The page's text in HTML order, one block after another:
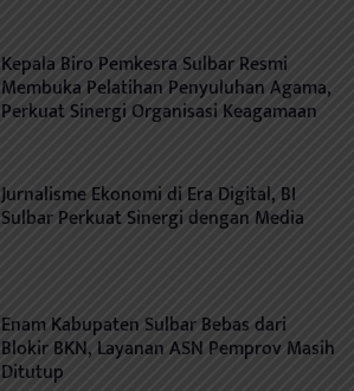
Kepala Biro Pemkesra Sulbar Resmi
Membuka Pelatihan Penyuluhan Agama,
Perkuat Sinergi Organisasi Keagamaan
Jurnalisme Ekonomi di Era Digital, BI
Sulbar Perkuat Sinergi dengan Media
Enam Kabupaten Sulbar Bebas dari
Blokir BKN, Layanan ASN Pemprov Masih
Ditutup